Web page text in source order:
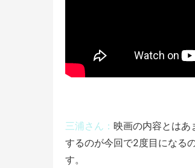
三浦さん： 映画の内容とはあ
するのが今回で2度目になる
す。